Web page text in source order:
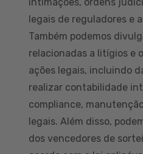
legais de reguladores e
Também podemos
relacionadas a litígios e
ações legais, incluindo
realizar contabilidade
compliance,
legais. Além disso,
dos vencedores de